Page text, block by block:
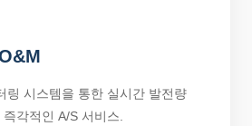
링 시스템을 통한 실시간 발전량
각적인 A/S 서비스.